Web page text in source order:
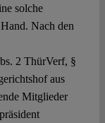
solche
Nach den
2 ThürVerf, §
aus
Mitglieder